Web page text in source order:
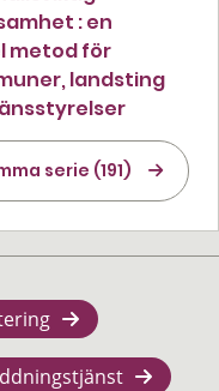
: en
metod för
landsting
serie (191)